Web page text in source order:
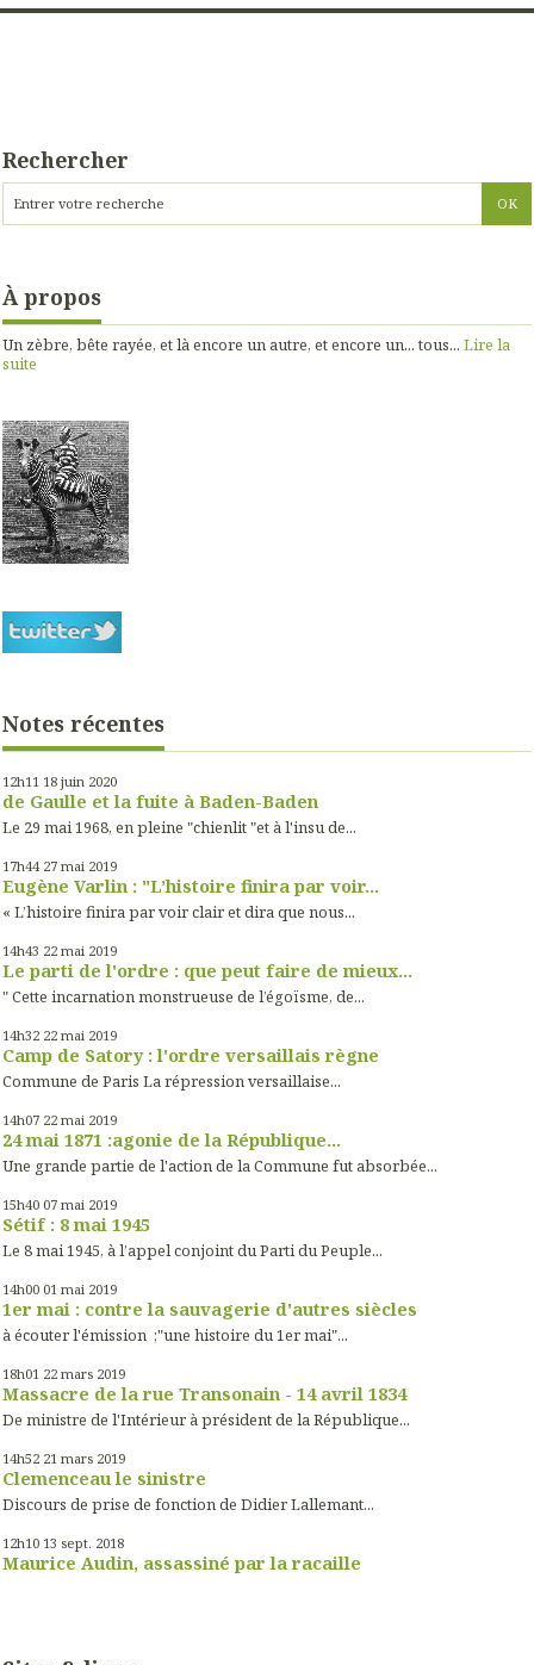
Rechercher
À propos
Un zèbre, bête rayée, et là encore un autre, et encore un... tous... Lire la
suite
Notes récentes
12h11 18 juin 2020
de Gaulle et la fuite à Baden-Baden
Le 29 mai 1968, en pleine "chienlit "et à l'insu de...
17h44 27 mai 2019
Eugène Varlin : "L’histoire finira par voir...
« L’histoire finira par voir clair et dira que nous...
14h43 22 mai 2019
Le parti de l'ordre : que peut faire de mieux...
" Cette incarnation monstrueuse de l’égoïsme, de...
14h32 22 mai 2019
Camp de Satory : l'ordre versaillais règne
Commune de Paris La répression versaillaise...
14h07 22 mai 2019
24 mai 1871 :agonie de la République...
Une grande partie de l'action de la Commune fut absorbée...
15h40 07 mai 2019
Sétif : 8 mai 1945
Le 8 mai 1945, à l’appel conjoint du Parti du Peuple...
14h00 01 mai 2019
1er mai : contre la sauvagerie d'autres siècles
à écouter l'émission ;"une histoire du 1er mai"...
18h01 22 mars 2019
Massacre de la rue Transonain - 14 avril 1834
De ministre de l'Intérieur à président de la République...
14h52 21 mars 2019
Clemenceau le sinistre
Discours de prise de fonction de Didier Lallemant...
12h10 13 sept. 2018
Maurice Audin, assassiné par la racaille